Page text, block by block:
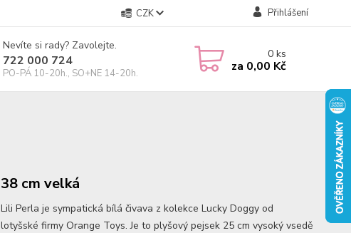
CZK Přihlášení
Nevíte si rady? Zavolejte.
722 000 724
PO-PÁ 10-20h., SO+NE 14-20h.
0ks
za 0,00 Kč
38 cm velká
Lili Perla je sympatická bílá čivava z kolekce Lucky Doggy od
lotyšské firmy Orange Toys. Je to plyšový pejsek 25 cm vysoký vsedě